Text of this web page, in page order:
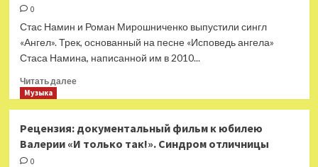
Дмитрия
Шостаковича
0
Стас Намин и Роман Мирошниченко выпустили сингл
«Ангел». Трек, основанный на песне «Исповедь ангела»
Стаса Намина, написанной им в 2010...
Читать далееПрочитать
Намин
и
Музыка
Рецензия: документальный фильм к юбилею
Валерии «И только так!». Синдром отличницы
0